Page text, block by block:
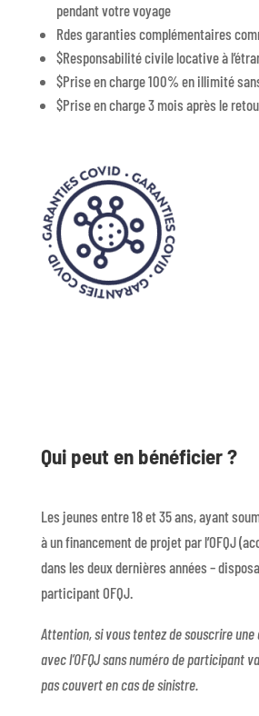
pendant votre voyage
Rdes garanties complémentaires
$Responsabilité civile locative à
$Prise en charge 100% en illimité
$Prise en charge 3 mois après le
Qui peut en bénéficier ?
Les jeunes entre 18 et 35 ans, ayant
à un financement de projet par l’OFQJ
dans les deux dernières années –
participant OFQJ.
Attention, si vous tentez de souscrire une
avec l’OFQJ sans numéro de participant
pas couvert en cas de sinistre.